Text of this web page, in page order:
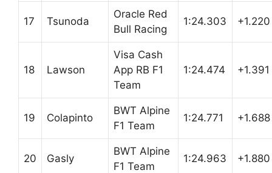
17 Tsunoda
Oracle Red
Bull Racing
1:24.303 +1.220
18 Lawson
Visa Cash
App RB F1
Team
1:24.474 +1.391
19 Colapinto
BWT Alpine
F1 Team
1:24.771 +1.688
20 Gasly
BWT Alpine
F1 Team
1:24.963 +1.880